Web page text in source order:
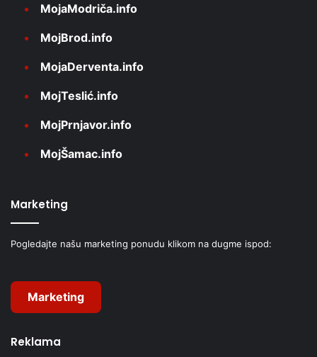
MojaModriča.info
MojBrod.info
MojaDerventa.info
MojTeslić.info
MojPrnjavor.info
MojŠamac.info
Marketing
Pogledajte našu marketing ponudu klikom na dugme ispod:
Marketing
Reklama